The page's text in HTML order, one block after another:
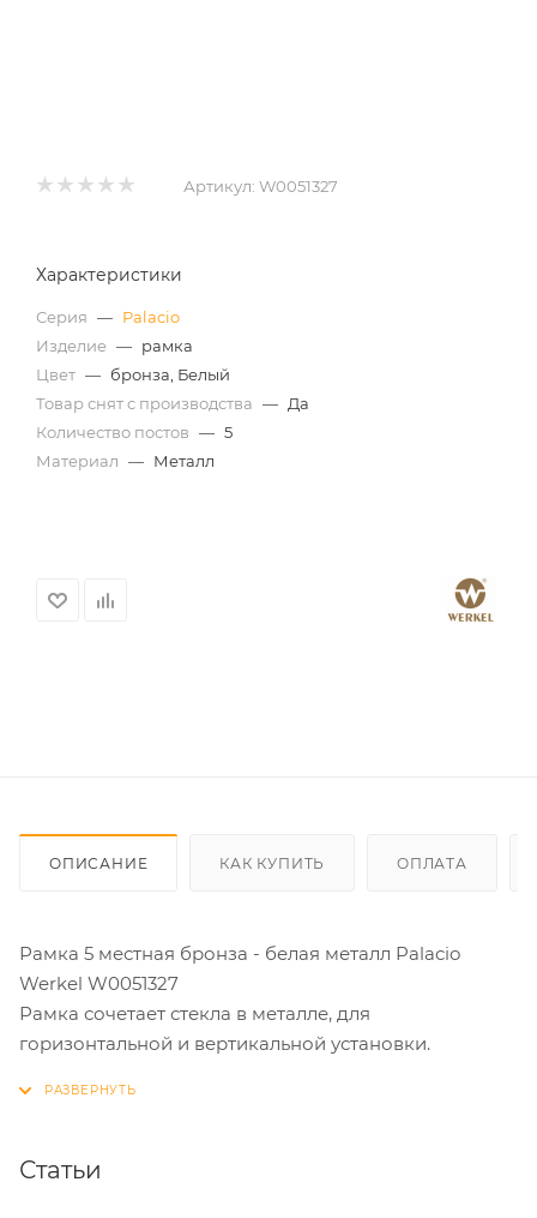
Артикул: W0051327
Характеристики
Серия — Palacio
Изделие — рамка
Цвет — бронза, Белый
Товар снят с производства — Да
Количество постов — 5
Материал — Металл
ОПИСАНИЕ КАК КУПИТЬ ОПЛАТА
Рамка 5 местная бронза - белая металл Palacio
Werkel W0051327
Рамка сочетает стекла в металле, для
горизонтальной и вертикальной установки.
Статьи